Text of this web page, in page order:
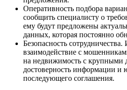
Оперативность подбора
сообщить специалисту о
ему будут предложены
данных, которая постоянно
Безопасность сотрудничества.
взаимодействие с
на недвижимость с крупными
достоверность информации и
последующего соглашения.